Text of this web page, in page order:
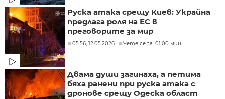
Руска атака срещу Киев: Украйна
предлага роля на ЕС в
преговорите за мир
05:56, 12.05.2026 Чете се за: 01:00 мин.
Двама души загинаха, а петима
бяха ранени при руска атака с
дронове срещу Одеска област